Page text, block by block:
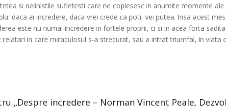
si nelinistile sufletesti care ne coplesesc in anumite momente
daca ai incredere, daca vrei crede ca poti, vei putea. Insa acest
este nu numai incredere in fortele proprii, ci si in acea forta
in care miraculosul s-a strecurat, sau a intrat triumfal, in
„Despre incredere – Norman Vincent Peale,